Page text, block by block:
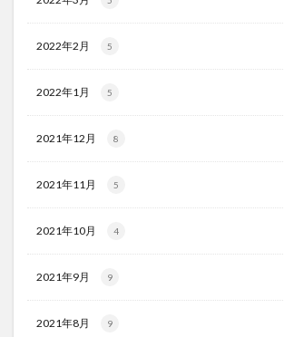
2022年2月 5
2022年1月 5
2021年12月 8
2021年11月 5
2021年10月 4
2021年9月 9
2021年8月 9